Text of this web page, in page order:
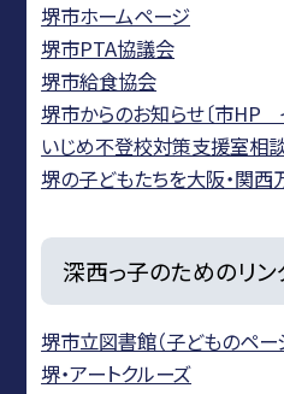
堺市ホームページ
堺市PTA協議会
堺市給食協会
堺市からのお知らせ〔市HP
いじめ不登校対策支援室相
堺の子どもたちを大阪・関
深西っ子のためのリン
堺市立図書館（子どものペー
堺・アートクルーズ